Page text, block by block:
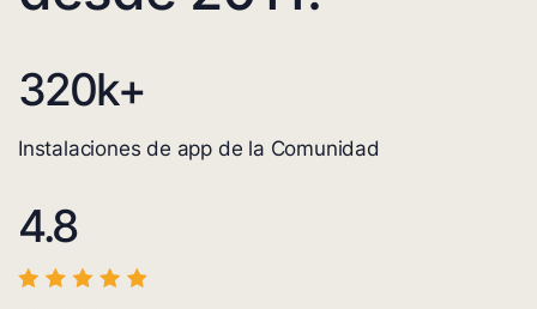
320k+
Instalaciones de app de la Comunidad
4.8